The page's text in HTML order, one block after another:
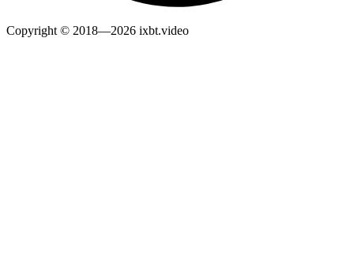
Copyright © 2018—2026 ixbt.video